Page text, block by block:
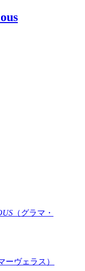
（グラマ・
ーヴェラス）